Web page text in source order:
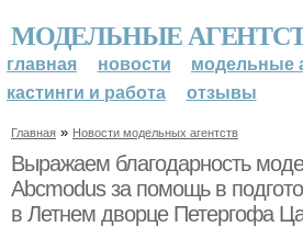
МОДЕЛЬНЫЕ
главная новости
модельные
кастинги и работа
отзывы
Главная » Новости модельных агентств
Выражаем благодарность
Abcmodus за помощь в
в Летнем дворце Петергофа